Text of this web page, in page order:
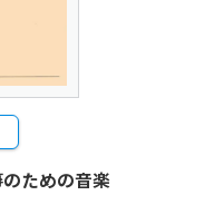
ための音楽